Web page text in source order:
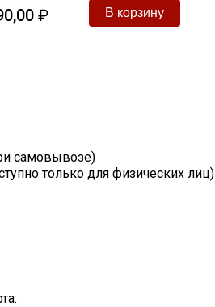
₽
самовывозе)
только для физических лиц)